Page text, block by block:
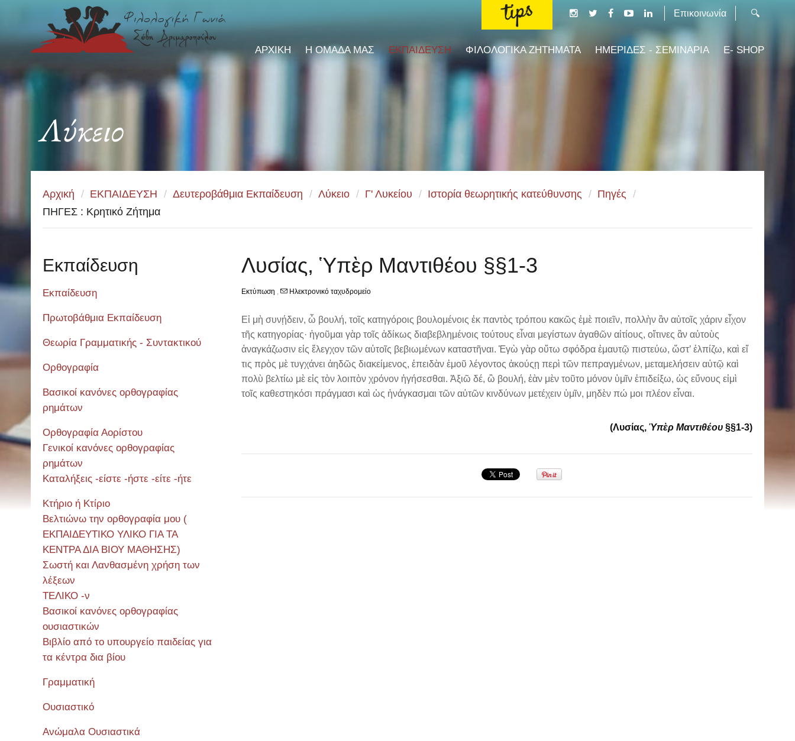
Επικοινωνία
ΑΡΧΙΚΗ Η ΟΜΑΔΑ ΜΑΣ ΕΚΠΑΙΔΕΥΣΗ ΦΙΛΟΛΟΓΙΚΑ ΖΗΤΗΜΑΤΑ ΗΜΕΡΙΔΕΣ - ΣΕΜΙΝΑΡΙΑ E- SHOP
Λύκειο
Αρχική / ΕΚΠΑΙΔΕΥΣΗ / Δευτεροβάθμια Εκπαίδευση / Λύκειο / Γ' Λυκείου / Ιστορία θεωρητικής κατεύθυνσης / Πηγές /
ΠΗΓΕΣ : Κρητικό Ζήτημα
Λυσίας, Ὑπὲρ Μαντιθέου §§1-3
Εκτύπωση , Ηλεκτρονικό ταχυδρομείο
Εἰ μὴ συνῄδειν, ὦ βουλή, τοῖς κατηγόροις βουλομένοις ἐκ παντὸς τρόπου κακῶς ἐμὲ ποιεῖν, πολλὴν ἂν αὐτοῖς χάριν εἶχον
τῆς κατηγορίας· ἡγοῦμαι γὰρ τοῖς ἀδίκως διαβεβλημένοις τούτους εἶναι μεγίστων ἀγαθῶν αἰτίους, οἵτινες ἂν αὐτοὺς
ἀναγκάζωσιν εἰς ἔλεγχον τῶν αὐτοῖς βεβιωμένων καταστῆναι. Ἐγὼ γὰρ οὕτω σφόδρα ἐμαυτῷ πιστεύω, ὥστ’ ἐλπίζω, καὶ εἴ
τις πρὸς μὲ τυγχάνει ἀηδῶς διακείμενος, ἐπειδὰν ἐμοῦ λέγοντος ἀκούςῃ περὶ τῶν πεπραγμένων, μεταμελήσειν αὐτῷ καὶ
πολὺ βελτίω μὲ εἰς τὸν λοιπὸν χρόνον ἠγήσεσθαι. Ἀξιῶ δέ, ὢ βουλή, ἐὰν μὲν τοῦτο μόνον ὑμῖν ἐπιδείξω, ὡς εὔνους εἰμὶ
τοῖς καθεστηκόσι πράγμασι καὶ ὡς ἠνάγκασμαι τῶν αὐτῶν κινδύνων μετέχειν ὑμῖν, μηδὲν πώ μοι πλέον εἶναι.
(Λυσίας, Ὑπὲρ Μαντιθέου §§1-3)
Εκπαίδευση
Εκπαίδευση
Πρωτοβάθμια Εκπαίδευση
Θεωρία Γραμματικής - Συντακτικού
Ορθογραφία
Βασικοί κανόνες ορθογραφίας
ρημάτων
Ορθογραφία Αορίστου
Γενικοί κανόνες ορθογραφίας
ρημάτων
Καταλήξεις -είστε -ήστε -είτε -ήτε
Κτήριο ή Κτίριο
Βελτιώνω την ορθογραφία μου (
ΕΚΠΑΙΔΕΥΤΙΚΟ ΥΛΙΚΟ ΓΙΑ ΤΑ
ΚΕΝΤΡΑ ΔΙΑ ΒΙΟΥ ΜΑΘΗΣΗΣ)
Σωστή και Λανθασμένη χρήση των
λέξεων
ΤΕΛΙΚΟ -ν
Βασικοί κανόνες ορθογραφίας
ουσιαστικών
Βιβλίο από το υπουργείο παιδείας για
τα κέντρα δια βίου
Γραμματική
Ουσιαστικό
Ανώμαλα Ουσιαστικά